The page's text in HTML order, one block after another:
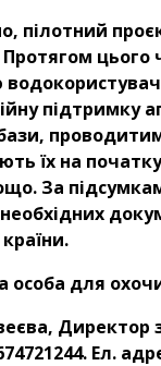
пілотний
цього
підтримку
їх на
За
особа для
Директор
Ел.